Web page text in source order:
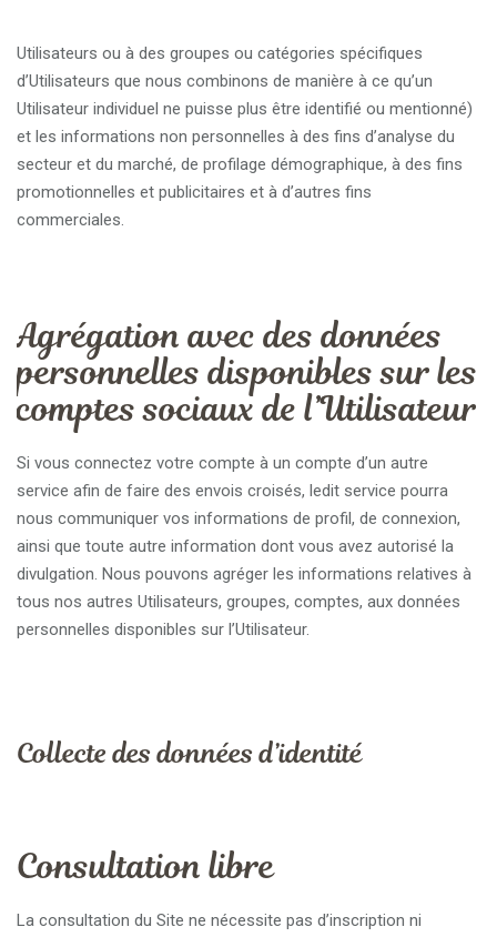
Utilisateurs ou à des groupes ou catégories spécifiques
d’Utilisateurs que nous combinons de manière à ce qu’un
Utilisateur individuel ne puisse plus être identifié ou mentionné)
et les informations non personnelles à des fins d’analyse du
secteur et du marché, de profilage démographique, à des fins
promotionnelles et publicitaires et à d’autres fins
commerciales.
Agrégation avec des données
personnelles disponibles sur les
comptes sociaux de l’Utilisateur
Si vous connectez votre compte à un compte d’un autre
service afin de faire des envois croisés, ledit service pourra
nous communiquer vos informations de profil, de connexion,
ainsi que toute autre information dont vous avez autorisé la
divulgation. Nous pouvons agréger les informations relatives à
tous nos autres Utilisateurs, groupes, comptes, aux données
personnelles disponibles sur l’Utilisateur.
Collecte des données d’identité
Consultation libre
La consultation du Site ne nécessite pas d’inscription ni